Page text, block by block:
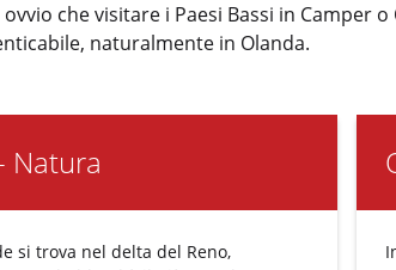
che visitare i Paesi Bassi in Camper
naturalmente in Olanda.
Natura
si trova nel delta del Reno,